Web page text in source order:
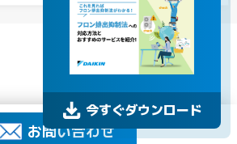
お問い合わせ
今すぐダウンロード